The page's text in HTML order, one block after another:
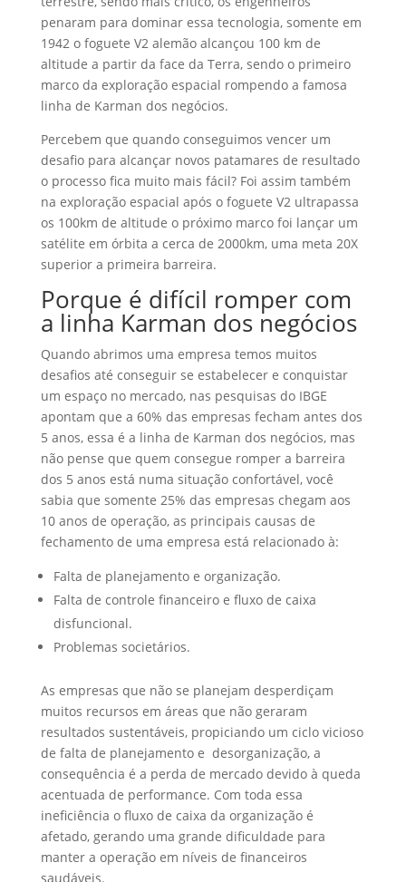
penaram para dominar essa tecnologia, somente em
1942 o foguete V2 alemão alcançou 100 km de
altitude a partir da face da Terra, sendo o primeiro
marco da exploração espacial rompendo a famosa
linha de Karman dos negócios.
Percebem que quando conseguimos vencer um
desafio para alcançar novos patamares de resultado
o processo fica muito mais fácil? Foi assim também
na exploração espacial após o foguete V2 ultrapassa
os 100km de altitude o próximo marco foi lançar um
satélite em órbita a cerca de 2000km, uma meta 20X
superior a primeira barreira.
Porque é difícil romper com
a linha Karman dos negócios
Quando abrimos uma empresa temos muitos
desafios até conseguir se estabelecer e conquistar
um espaço no mercado, nas pesquisas do IBGE
apontam que a 60% das empresas fecham antes dos
5 anos, essa é a linha de Karman dos negócios, mas
não pense que quem consegue romper a barreira
dos 5 anos está numa situação confortável, você
sabia que somente 25% das empresas chegam aos
10 anos de operação, as principais causas de
fechamento de uma empresa está relacionado à:
Falta de planejamento e organização.
Falta de controle financeiro e fluxo de caixa
disfuncional.
Problemas societários.
As empresas que não se planejam desperdiçam
muitos recursos em áreas que não geraram
resultados sustentáveis, propiciando um ciclo vicioso
de falta de planejamento e desorganização, a
consequência é a perda de mercado devido à queda
acentuada de performance. Com toda essa
ineficiência o fluxo de caixa da organização é
afetado, gerando uma grande dificuldade para
manter a operação em níveis de financeiros
saudáveis.